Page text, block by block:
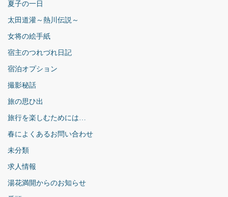
夏子の一日
太田道灌～熱川伝説～
女将の絵手紙
宿主のつれづれ日記
宿泊オプション
撮影秘話
旅の思ひ出
旅行を楽しむためには…
春によくあるお問い合わせ
未分類
求人情報
湯花満開からのお知らせ